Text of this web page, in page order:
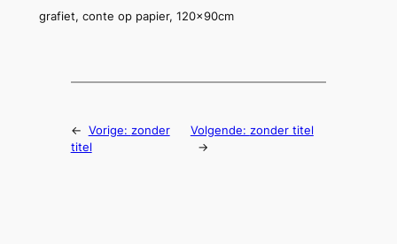
grafiet, conte op papier, 120x90cm
← Vorige: zonder
titel
Volgende: zonder titel
→